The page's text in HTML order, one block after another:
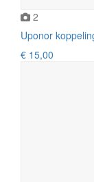
2
Uponor
€ 15,00